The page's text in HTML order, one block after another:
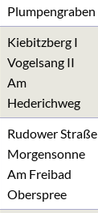
Plumpengraben
Kiebitzberg I
Vogelsang II
Am
Hederichweg
Rudower Straße
Morgensonne
Am Freibad
Oberspree